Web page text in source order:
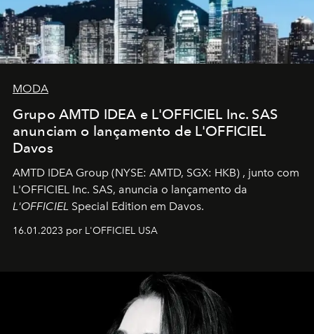
MODA
Grupo AMTD IDEA e L'OFFICIEL Inc. SAS
anunciam o lançamento de L'OFFICIEL
Davos
AMTD IDEA Group (NYSE: AMTD, SGX: HKB) , junto com
L'OFFICIEL Inc. SAS, anuncia o lançamento da
L'OFFICIEL Special Edition em Davos.
16.01.2023 por L'OFFICIEL USA